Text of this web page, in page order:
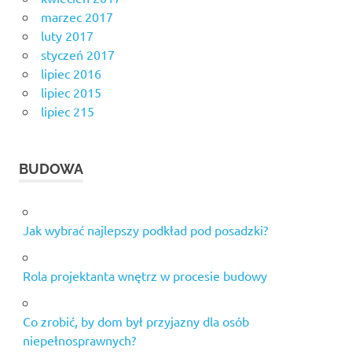
marzec 2017
luty 2017
styczeń 2017
lipiec 2016
lipiec 2015
lipiec 215
BUDOWA
Jak wybrać najlepszy podkład pod posadzki?
Rola projektanta wnętrz w procesie budowy
Co zrobić, by dom był przyjazny dla osób
niepełnosprawnych?